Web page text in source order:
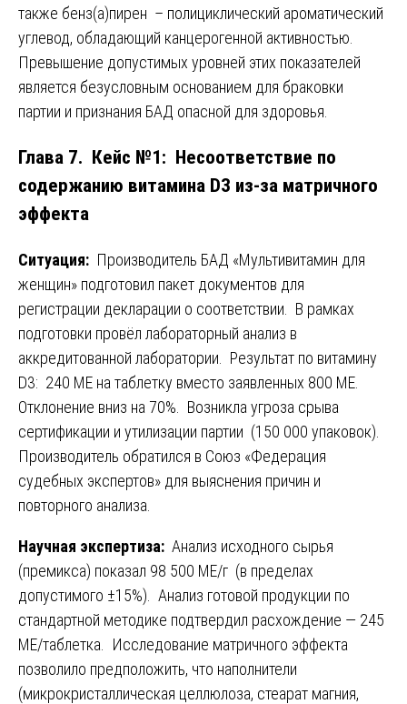
также бенз(а)пирен – полициклический ароматический
углевод, обладающий канцерогенной активностью.
Превышение допустимых уровней этих показателей
является безусловным основанием для браковки
партии и признания БАД опасной для здоровья.
Глава 7. Кейс №1: Несоответствие по
содержанию витамина D3 из-за матричного
эффекта
Ситуация: Производитель БАД «Мультивитамин для
женщин» подготовил пакет документов для
регистрации декларации о соответствии. В рамках
подготовки провёл лабораторный анализ в
аккредитованной лаборатории. Результат по витамину
D3: 240 МЕ на таблетку вместо заявленных 800 МЕ.
Отклонение вниз на 70%. Возникла угроза срыва
сертификации и утилизации партии (150 000 упаковок).
Производитель обратился в Союз «Федерация
судебных экспертов» для выяснения причин и
повторного анализа.
Научная экспертиза: Анализ исходного сырья
(премикса) показал 98 500 МЕ/г (в пределах
допустимого ±15%). Анализ готовой продукции по
стандартной методике подтвердил расхождение — 245
МЕ/таблетка. Исследование матричного эффекта
позволило предположить, что наполнители
(микрокристаллическая целлюлоза, стеарат магния,